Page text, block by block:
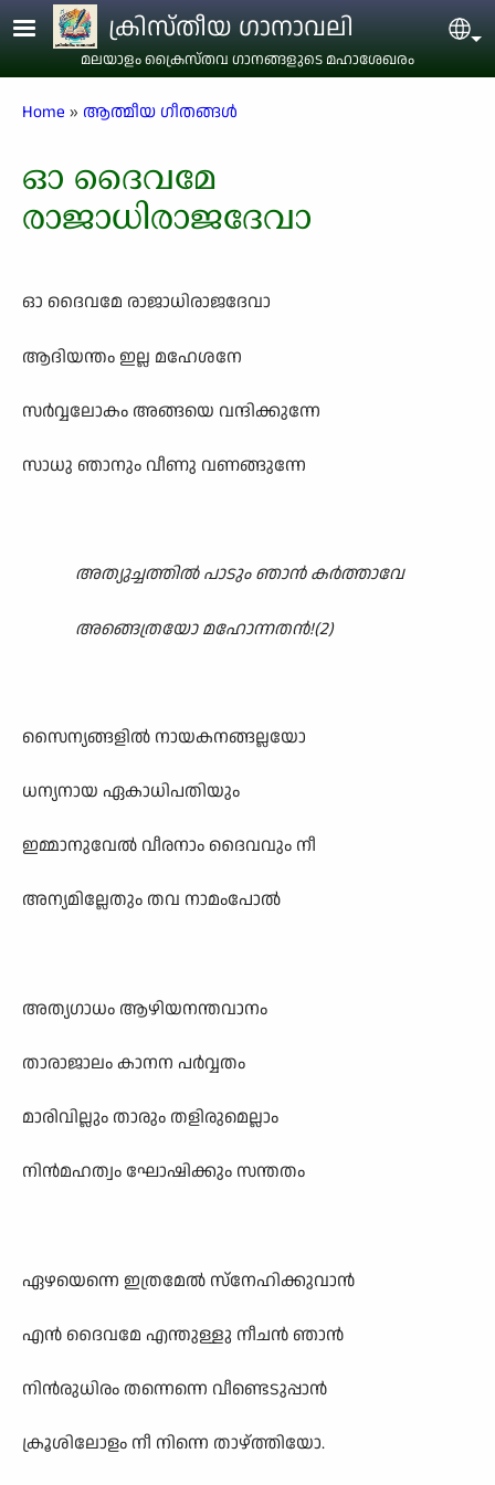
Skip to main contentക്രിസ്തീയ ഗാനാവലി
മലയാളം ക്രൈസ്തവ ഗാനങ്ങളുടെ മഹാശേഖരം
Breadcrumb
Home ആത്മീയ ഗീതങ്ങൾ
ഓ ദൈവമേ
രാജാധിരാജദേവാ
ഓ ദൈവമേ രാജാധിരാജദേവാ
ആദിയന്തം ഇല്ല മഹേശനേ
സർവ്വലോകം അങ്ങയെ വന്ദിക്കുന്നേ
സാധു ഞാനും വീണു വണങ്ങുന്നേ
അത്യുച്ചത്തിൽ പാടും ഞാൻ കർത്താവേ
അങ്ങെത്രയോ മഹോന്നതൻ!(2)
സൈന്യങ്ങളിൽ നായകനങ്ങല്ലയോ
ധന്യനായ ഏകാധിപതിയും
ഇമ്മാനുവേൽ വീരനാം ദൈവവും നീ
അന്യമില്ലേതും തവ നാമംപോൽ
അത്യഗാധം ആഴിയനന്തവാനം
താരാജാലം കാനന പർവ്വതം
മാരിവില്ലും താരും തളിരുമെല്ലാം
നിൻമഹത്വം ഘോഷിക്കും സന്തതം
ഏഴയെന്നെ ഇത്രമേൽ സ്നേഹിക്കുവാൻ
എൻ ദൈവമേ എന്തുള്ളു നീചൻ ഞാൻ
നിൻരുധിരം തന്നെന്നെ വീണ്ടെടുപ്പാൻ
ക്രൂശിലോളം നീ നിന്നെ താഴ്ത്തിയോ.